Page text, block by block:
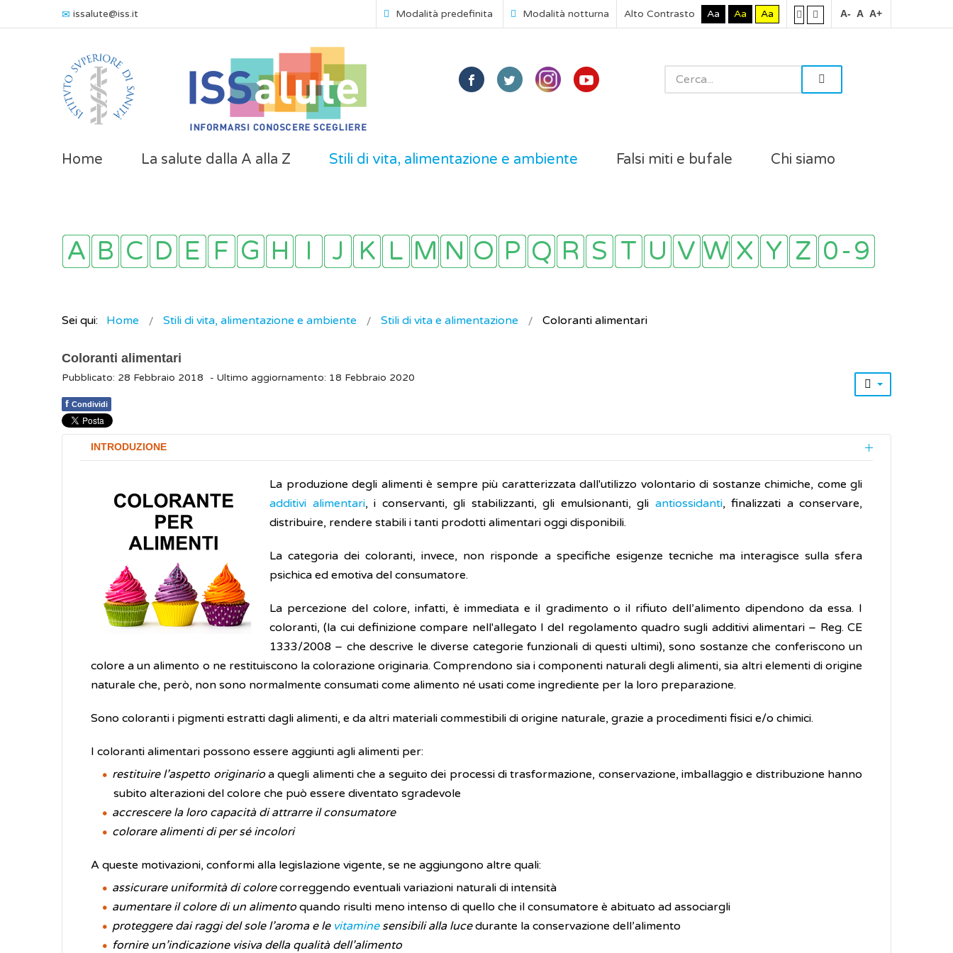
issalute@iss.it Modalità predefinita Modalità notturna Alto Contrasto Aa Aa Aa A- A A+
Home La salute dalla A alla Z Stili di vita, alimentazione e ambiente Falsi miti e bufale Chi siamo
Sei qui: Home Stili di vita, alimentazione e ambiente Stili di vita e alimentazione Coloranti alimentari
Coloranti alimentari
Pubblicato: 28 Febbraio 2018 - Ultimo aggiornamento: 18 Febbraio 2020
f Condividi
INTRODUZIONE
La produzione degli alimenti è sempre più caratterizzata dall'utilizzo volontario di sostanze chimiche, come gli
additivi alimentari, i conservanti, gli stabilizzanti, gli emulsionanti, gli antiossidanti, finalizzati a conservare,
distribuire, rendere stabili i tanti prodotti alimentari oggi disponibili.
La categoria dei coloranti, invece, non risponde a specifiche esigenze tecniche ma interagisce sulla sfera
psichica ed emotiva del consumatore.
La percezione del colore, infatti, è immediata e il gradimento o il rifiuto dell’alimento dipendono da essa. I
coloranti, (la cui definizione compare nell'allegato I del regolamento quadro sugli additivi alimentari – Reg. CE
1333/2008 – che descrive le diverse categorie funzionali di questi ultimi), sono sostanze che conferiscono un
colore a un alimento o ne restituiscono la colorazione originaria. Comprendono sia i componenti naturali degli alimenti, sia altri elementi di origine
naturale che, però, non sono normalmente consumati come alimento né usati come ingrediente per la loro preparazione.
Sono coloranti i pigmenti estratti dagli alimenti, e da altri materiali commestibili di origine naturale, grazie a procedimenti fisici e/o chimici.
I coloranti alimentari possono essere aggiunti agli alimenti per:
restituire l’aspetto originarioa quegli alimenti che a seguito dei processi di trasformazione, conservazione, imballaggio e distribuzione hanno
subito alterazioni del colore che può essere diventato sgradevole
accrescere la loro capacità di attrarre il consumatore
colorare alimenti di per sé incolori
A queste motivazioni, conformi alla legislazione vigente, se ne aggiungono altre quali:
assicurare uniformità di colorecorreggendo eventuali variazioni naturali di intensità
aumentare il colore di un alimentoquando risulti meno intenso di quello che il consumatore è abituato ad associargli
proteggere dai raggi del sole l’aroma e le vitamine sensibili alla lucedurante la conservazione dell’alimento
fornire un’indicazione visiva della qualità dell’alimento